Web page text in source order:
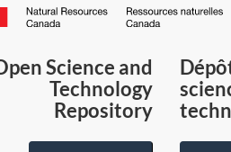
Science and
Technology
Repository